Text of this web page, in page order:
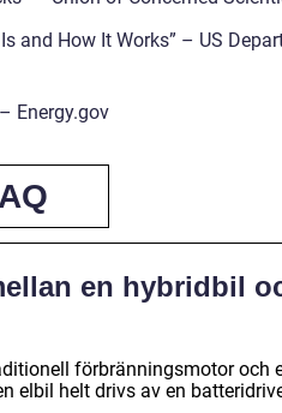
and How It Works” – US
Energy.gov
en hybridbil
förbränningsmotor och
elbil helt drivs av en